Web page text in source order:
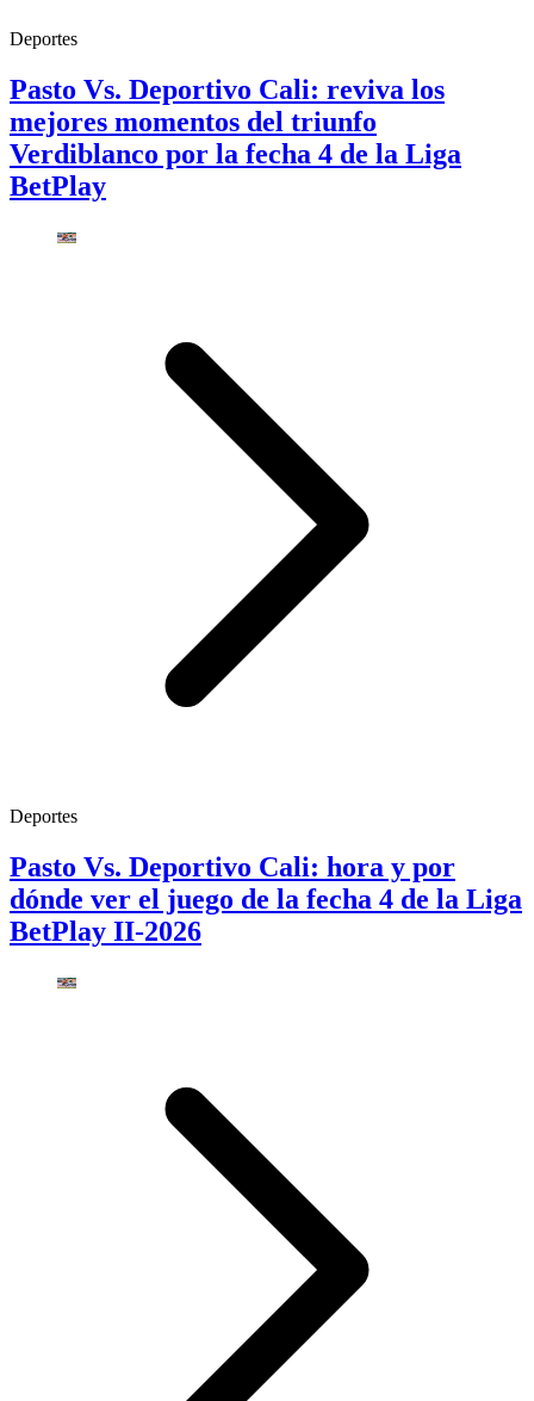
Deportes
Pasto Vs. Deportivo Cali: reviva los
mejores momentos del triunfo
Verdiblanco por la fecha 4 de la Liga
BetPlay
Deportes
Pasto Vs. Deportivo Cali: hora y por
dónde ver el juego de la fecha 4 de la Liga
BetPlay II-2026